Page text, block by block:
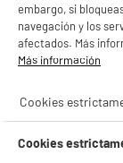
DEPOT
embargo, si
navegación y los
afectados. Más
Más información
Cookies
Cookies